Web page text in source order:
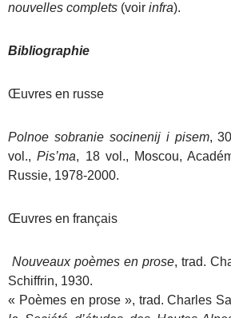
nouvelles complets (voir infra).
Bibliographie
Œuvres en russe
Polnoe sobranie socinenij i pisem,
vol.,Pis’ma, 18 vol., Moscou,
Russie, 1978-2000.
Œuvres en français
Nouveaux poèmes en prose, trad.
Schiffrin, 1930.
« Poèmes en prose », trad. Charles